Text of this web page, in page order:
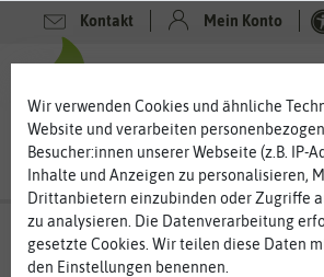
Kontakt Mein Konto
Wir verwenden Cookies und ähnliche
Website und verarbeiten
Besucher:innen unserer Webseite (z.B. IP-
Inhalte und Anzeigen zu personalisieren,
Drittanbietern einzubinden oder Zugriffe
zu analysieren. Die Datenverarbeitung
gesetzte Cookies. Wir teilen diese Daten
den Einstellungen benennen.